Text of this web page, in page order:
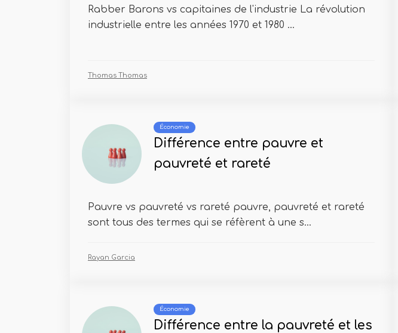
Rabber Barons vs capitaines de l'industrie La révolution
industrielle entre les années 1970 et 1980 ...
Thomas Thomas
Économie
Différence entre pauvre et
pauvreté et rareté
Pauvre vs pauvreté vs rareté pauvre, pauvreté et rareté
sont tous des termes qui se réfèrent à une s...
Rayan Garcia
Économie
Différence entre la pauvreté et les